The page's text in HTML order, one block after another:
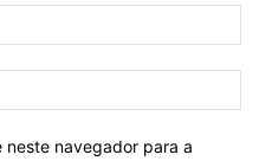
neste navegador para a